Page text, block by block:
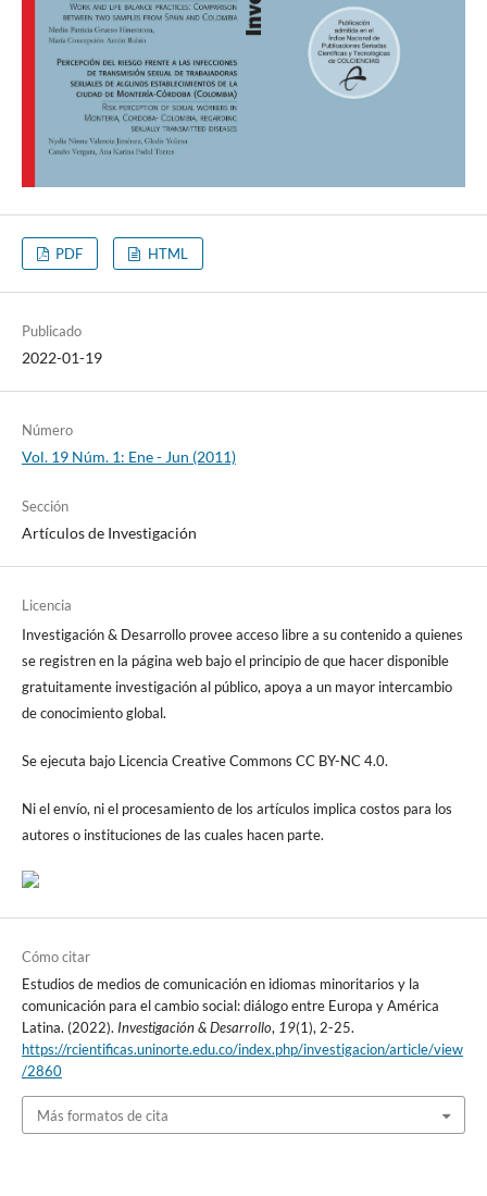
PDF HTML
Publicado
2022-01-19
Número
Vol. 19 Núm. 1: Ene - Jun (2011)
Sección
Artículos de Investigación
Licencia
Investigación & Desarrollo provee acceso libre a su contenido a quienes
se registren en la página web bajo el principio de que hacer disponible
gratuitamente investigación al público, apoya a un mayor intercambio
de conocimiento global.
Se ejecuta bajo Licencia Creative Commons CC BY-NC 4.0.
Ni el envío, ni el procesamiento de los artículos implica costos para los
autores o instituciones de las cuales hacen parte.
Cómo citar
Estudios de medios de comunicación en idiomas minoritarios y la
comunicación para el cambio social: diálogo entre Europa y América
Latina. (2022). Investigación & Desarrollo, 19(1), 2-25.
https://rcientificas.uninorte.edu.co/index.php/investigacion/article/view
/2860
Más formatos de cita